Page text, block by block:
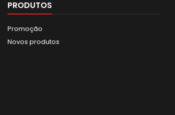
PRODUTOS
Promoção
Novos produtos